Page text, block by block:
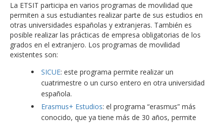
La ETSIT participa en varios programas de movilidad que
permiten a sus estudiantes realizar parte de sus estudios en
otras universidades españolas y extranjeras. También es
posible realizar las prácticas de empresa obligatorias de los
grados en el extranjero. Los programas de movilidad
existentes son:
SICUE: este programa permite realizar un
cuatrimestre o un curso entero en otra universidad
española.
Erasmus+ Estudios: el programa “erasmus” más
conocido, que ya tiene más de 30 años, permite